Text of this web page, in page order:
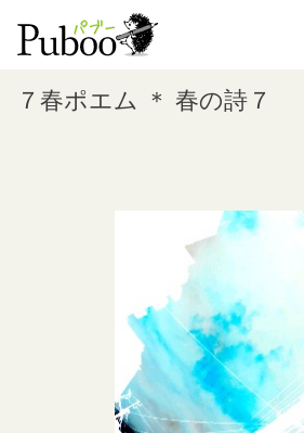
７春ポエム ＊ 春の詩７